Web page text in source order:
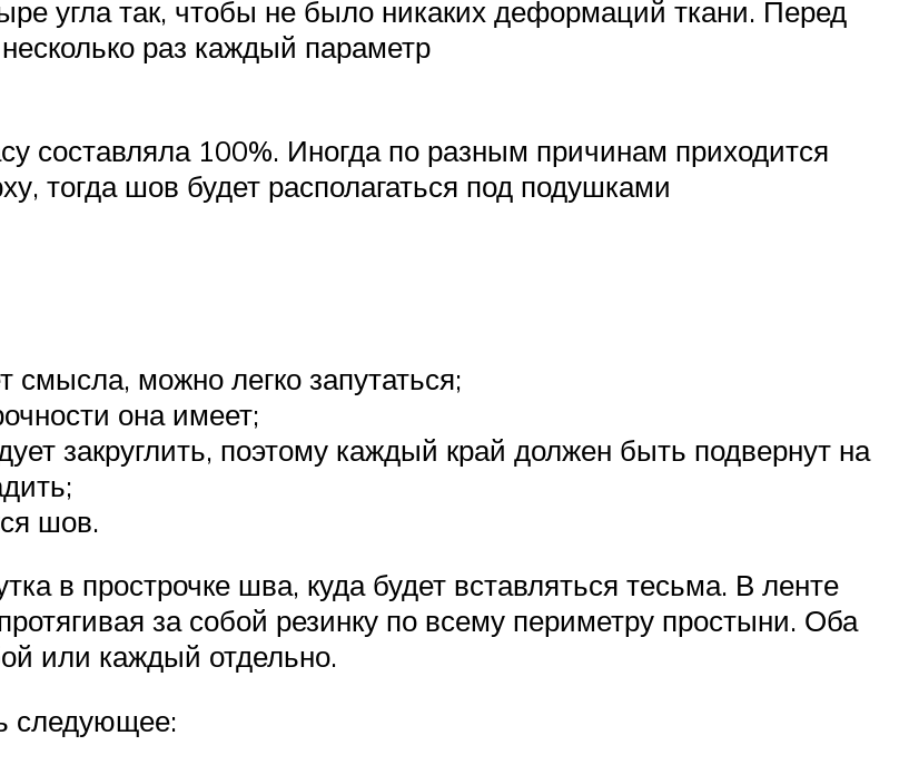
угла так, чтобы не было никаких деформаций ткани. Перед
раз каждый параметр
составляла 100%. Иногда по разным причинам приходится
тогда шов будет располагаться под подушками
смысла, можно легко запутаться;
она имеет;
закруглить, поэтому каждый край должен быть подвернут на
шов.
в прострочке шва, куда будет вставляться тесьма. В ленте
за собой резинку по всему периметру простыни. Оба
или каждый отдельно.
следующее: